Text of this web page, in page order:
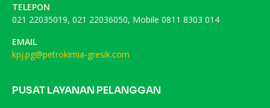
TELEPON
021 22035019, 021 22036050, Mobile 0811 8303 014
EMAIL
kpj.pg@petrokimia-gresik.com
PUSAT LAYANAN PELANGGAN